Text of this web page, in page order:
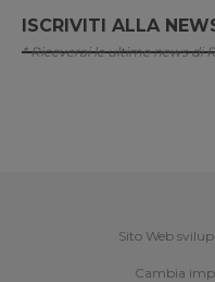
ISCRIVITI ALLA
* Riceverai le ultime news di
Sito Web
Cambia